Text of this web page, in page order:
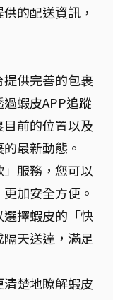
的配送資訊，
供完善的包裹
蝦皮APP追蹤
前的位置以及
最新動態。
服務，您可以
加安全方便。
擇蝦皮的「快
天送達，滿足
楚地瞭解蝦皮